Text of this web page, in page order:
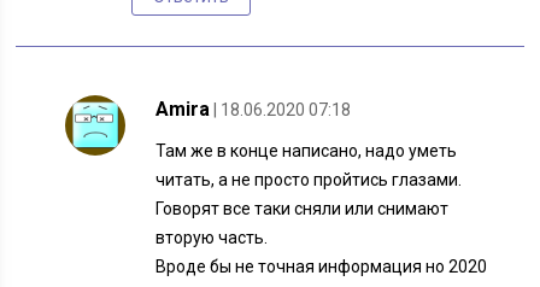
Amira | 18.06.2020 07:18
Там же в конце написано, надо уметь
читать, а не просто пройтись глазами.
Говорят все таки сняли или снимают
вторую часть.
Вроде бы не точная информация но 2020